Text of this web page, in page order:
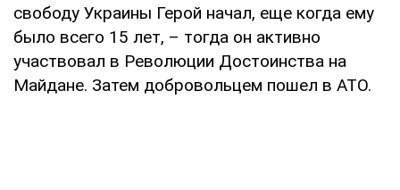
свободу Украины Герой начал, еще когда ему
было всего 15 лет, – тогда он активно
участвовал в Революции Достоинства на
Майдане. Затем добровольцем пошел в АТО.